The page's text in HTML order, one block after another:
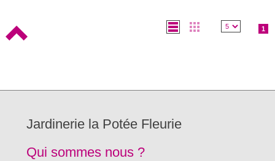
1
Jardinerie la Potée Fleurie
Qui sommes nous ?